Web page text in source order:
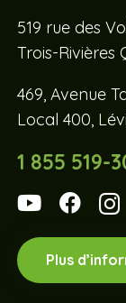
519 rue des
Trois-Rivières
469, Avenue
Local 400,
1 855 519-
Plus